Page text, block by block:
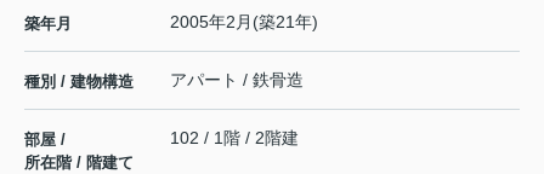
築年月 2005年2月(築21年)
種別 / 建物構造 アパート / 鉄骨造
部屋 /
所在階 / 階建て
102 / 1階 / 2階建